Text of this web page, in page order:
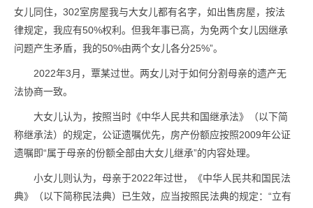
女儿同住，302室房屋我与大女儿都有名字，如出售房屋，按法
律规定，我应有50%权利。但我年事已高，为免两个女儿因继承
问题产生矛盾，我的50%由两个女儿各分25%”。
2022年3月，覃某过世。两女儿对于如何分割母亲的遗产无
法协商一致。
大女儿认为，按照当时《中华人民共和国继承法》（以下简
称继承法）的规定，公证遗嘱优先，房产份额应按照2009年公证
遗嘱即“属于母亲的份额全部由大女儿继承”的内容处理。
小女儿则认为，母亲于2022年过世，《中华人民共和国民法
典》（以下简称民法典）已生效，应当按照民法典的规定：“立有